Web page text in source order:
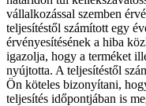
vállalkozással szemben
teljesítéstől számított egy
érvényesítésének a hiba
igazolja, hogy a terméket
nyújtotta. A teljesítéstől
Ön köteles bizonyítani,
teljesítés időpontjában is